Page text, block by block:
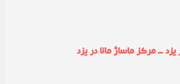
- مرکز ماساژ مانا در یزد